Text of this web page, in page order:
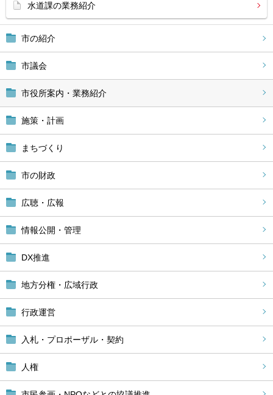
市の紹介
市議会
市役所案内・業務紹介
施策・計画
まちづくり
市の財政
広聴・広報
情報公開・管理
DX推進
地方分権・広域行政
行政運営
入札・プロポーザル・契約
人権
水道課の業務紹介